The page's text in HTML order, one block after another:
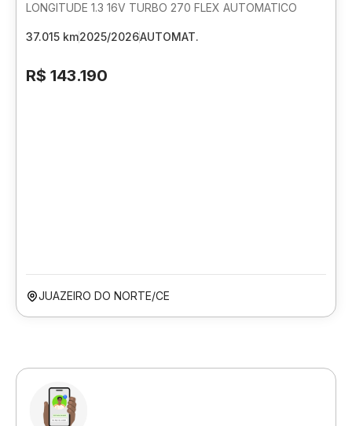
LONGITUDE 1.3 16V TURBO 270 FLEX AUTOMATICO
37.015 km2025/2026AUTOMAT.
R$ 143.190
JUAZEIRO DO NORTE/CE